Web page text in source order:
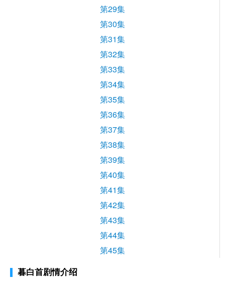
第29集
第30集
第31集
第32集
第33集
第34集
第35集
第36集
第37集
第38集
第39集
第40集
第41集
第42集
第43集
第44集
第45集
暮白首剧情介绍